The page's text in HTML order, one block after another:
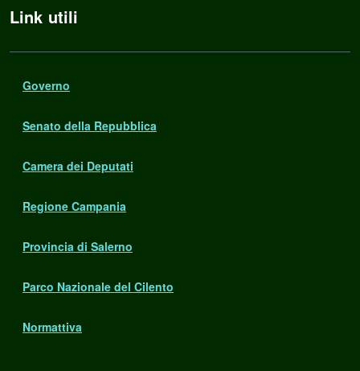
Link utili
Governo
Senato della Repubblica
Camera dei Deputati
Regione Campania
Provincia di Salerno
Parco Nazionale del Cilento
Normattiva